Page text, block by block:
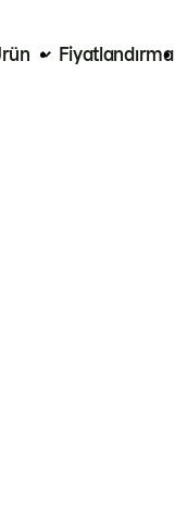
Fiyatlandırma